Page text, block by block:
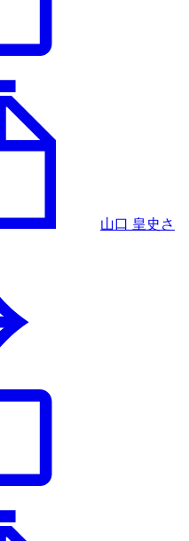
山口 皇史さ